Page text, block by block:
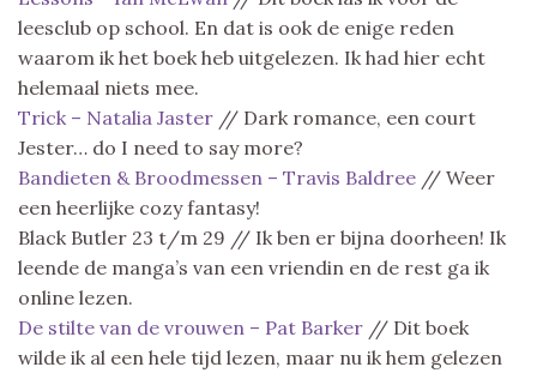
leesclub op school. En dat is ook de enige reden
waarom ik het boek heb uitgelezen. Ik had hier echt
helemaal niets mee.
Trick – Natalia Jaster // Dark romance, een court
Jester… do I need to say more?
Bandieten & Broodmessen – Travis Baldree // Weer
een heerlijke cozy fantasy!
Black Butler 23 t/m 29 // Ik ben er bijna doorheen! Ik
leende de manga’s van een vriendin en de rest ga ik
online lezen.
De stilte van de vrouwen – Pat Barker // Dit boek
wilde ik al een hele tijd lezen, maar nu ik hem gelezen